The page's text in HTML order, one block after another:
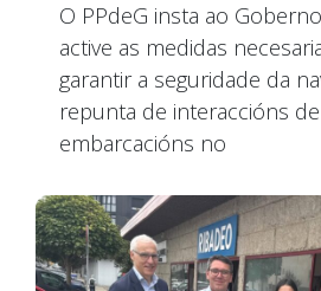
O PPdeG insta ao
active as medidas
garantir a seguridade da
repunta de interaccións
embarcacións no